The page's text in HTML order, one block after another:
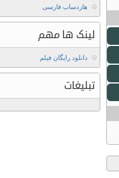
هاردساب فارسی
لینک ها مهم
دانلود رایگان فیلم
تبلیغات